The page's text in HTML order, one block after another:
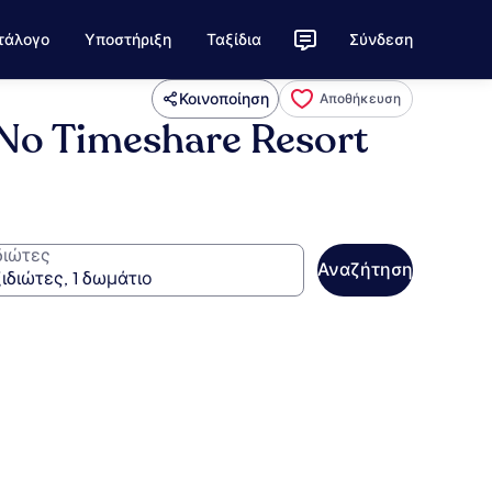
Υποστήριξη Ταξίδια Σύνδεση
Κοινοποίηση Αποθήκευση
Timeshare Resort
Αναζήτηση